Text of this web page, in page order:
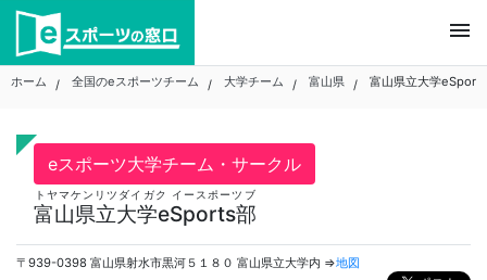
Skip
content
menu
ホーム 全国のeスポーツチーム 大学チーム 富山県 富山県立大学
eスポーツ大学チーム・サークル
富山県立大学eSports部
トヤマケンリツダイガク イースポーツブ
〒939-0398 富山県射水市黒河５１８０ 富山県立大学内 ⇒地図